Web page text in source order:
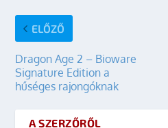
ELŐZŐ
Dragon Age 2 – Bioware
Signature Edition a
hűséges rajongóknak
A SZERZŐRŐL